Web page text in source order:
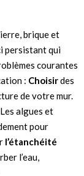
brique et
persistant qui
courantes
: Choisirdes
de votre mur.
algues et
pour
l’étanchéité
l’eau,